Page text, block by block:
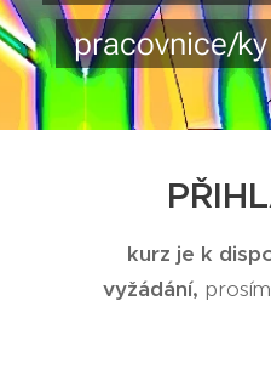
pracovnice/
kurz je k
vyžádání,